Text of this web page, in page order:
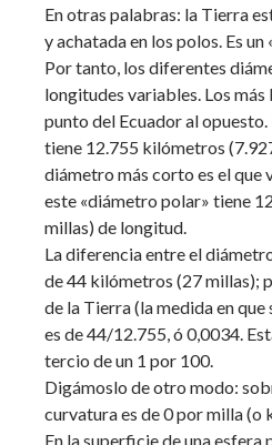
En otras palabras: la Tierra
y achatada en los polos. Es
Por tanto, los diferentes
longitudes variables. Los más
punto del Ecuador al
tiene 12.755 kilómetros
diámetro más corto es el que
este «diámetro polar» tiene
millas) de longitud.
La diferencia entre el
de 44 kilómetros (27 millas);
de la Tierra (la medida en
es de 44/12.755, ó 0,0034.
tercio de un 1 por 100.
Digámoslo de otro modo:
curvatura es de 0 por milla
En la superficie de una